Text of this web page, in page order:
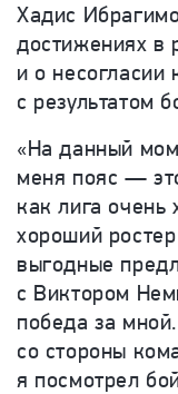
Хадис
достижениях в
и о
с результатом
«На данный
меня пояс —
как лига очень
хороший
выгодные
с Виктором
победа за
со стороны
я посмотрел